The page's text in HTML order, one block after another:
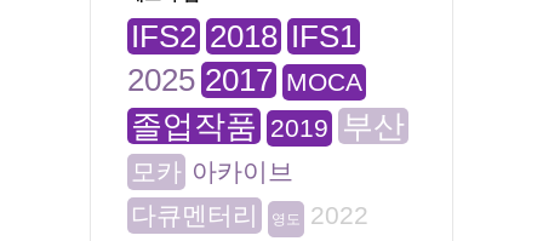
IFS2 2018 IFS1
2025 2017 MOCA
졸업작품 2019 부산
모카 아카이브
다큐멘터리
영도 2022